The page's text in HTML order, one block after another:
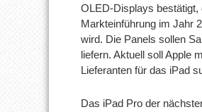
OLED-Displays bestätigt,
Markteinführung im Jahr
wird. Die Panels sollen
liefern. Aktuell soll Apple
Lieferanten für das iPad
Das iPad Pro der